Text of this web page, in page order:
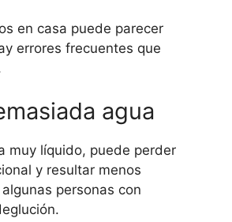
en casa puede parecer
errores frecuentes que
agua
muy líquido, puede perder
y resultar menos
personas con